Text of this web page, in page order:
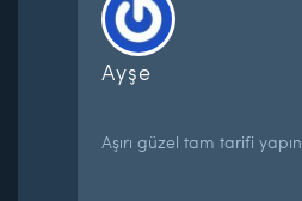
Ayşe
Aşırı güzel tam tarifi yapın